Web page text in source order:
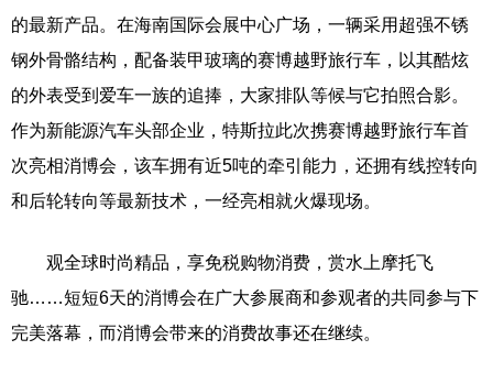
的最新产品。在海南国际会展中心广场，一辆采用超强不锈
钢外骨骼结构，配备装甲玻璃的赛博越野旅行车，以其酷炫
的外表受到爱车一族的追捧，大家排队等候与它拍照合影。
作为新能源汽车头部企业，特斯拉此次携赛博越野旅行车首
次亮相消博会，该车拥有近5吨的牵引能力，还拥有线控转向
和后轮转向等最新技术，一经亮相就火爆现场。
观全球时尚精品，享免税购物消费，赏水上摩托飞
驰……短短6天的消博会在广大参展商和参观者的共同参与下
完美落幕，而消博会带来的消费故事还在继续。